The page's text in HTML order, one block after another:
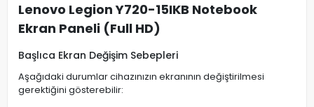
Lenovo Legion Y720-15IKB Notebook
Ekran Paneli (Full HD)
Başlıca Ekran Değişim Sebepleri
Aşağıdaki durumlar cihazınızın ekranının değiştirilmesi
gerektiğini gösterebilir: